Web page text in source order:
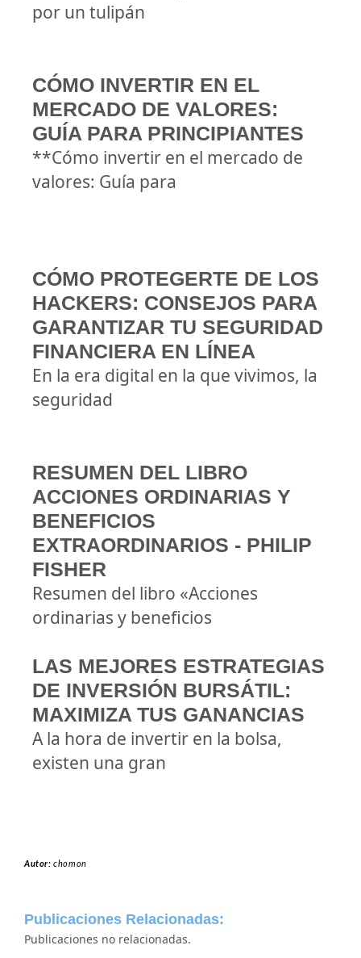
por un tulipán
CÓMO INVERTIR EN EL
MERCADO DE VALORES:
GUÍA PARA PRINCIPIANTES
**Cómo invertir en el mercado de
valores: Guía para
CÓMO PROTEGERTE DE LOS
HACKERS: CONSEJOS PARA
GARANTIZAR TU SEGURIDAD
FINANCIERA EN LÍNEA
En la era digital en la que vivimos, la
seguridad
RESUMEN DEL LIBRO
ACCIONES ORDINARIAS Y
BENEFICIOS
EXTRAORDINARIOS - PHILIP
FISHER
Resumen del libro «Acciones
ordinarias y beneficios
LAS MEJORES ESTRATEGIAS
DE INVERSIÓN BURSÁTIL:
MAXIMIZA TUS GANANCIAS
A la hora de invertir en la bolsa,
existen una gran
Autor:chomon
Publicaciones Relacionadas:
Publicaciones no relacionadas.